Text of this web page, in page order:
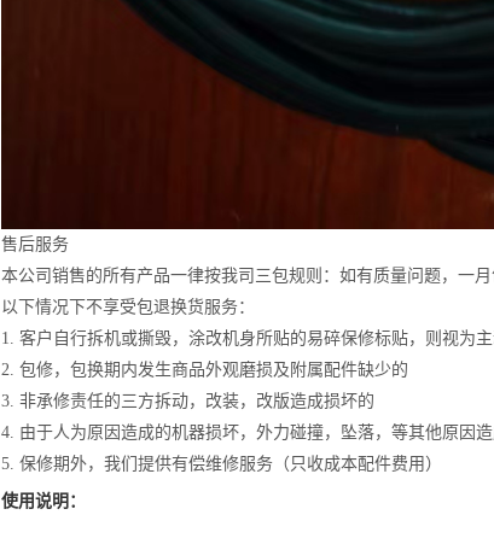
售后服务
本公司销售的所有产品一律按我司三包规则：如有质量问题，一月
以下情况下不享受包退换货服务：
1. 客户自行拆机或撕毁，涂改机身所贴的易碎保修标贴，则视为
2. 包修，包换期内发生商品外观磨损及附属配件缺少的
3. 非承修责任的三方拆动，改装，改版造成损坏的
4. 由于人为原因造成的机器损坏，外力碰撞，坠落，等其他原因
5. 保修期外，我们提供有偿维修服务（只收成本配件费用）
使用说明：